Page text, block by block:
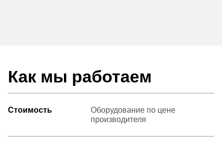
Как мы работаем
Стоимость
Оборудование по цене
производителя